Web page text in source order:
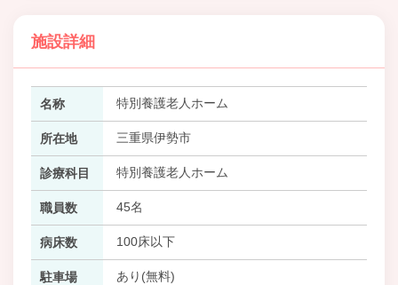
施設詳細
名称 特別養護老人ホーム
所在地 三重県伊勢市
診療科目 特別養護老人ホーム
職員数 45名
病床数 100床以下
駐車場 あり(無料)